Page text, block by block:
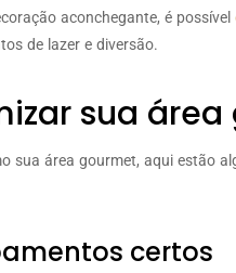
aconchegante, é possível
de lazer e diversão.
sua
sua área gourmet, aqui estão
certos